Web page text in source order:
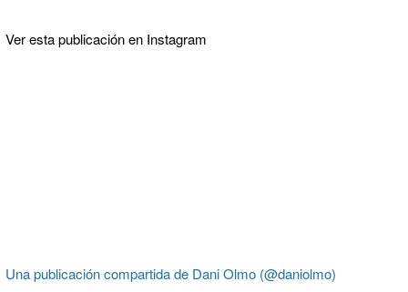
Ver esta publicación en Instagram
Una publicación compartida de Dani Olmo (@daniolmo)